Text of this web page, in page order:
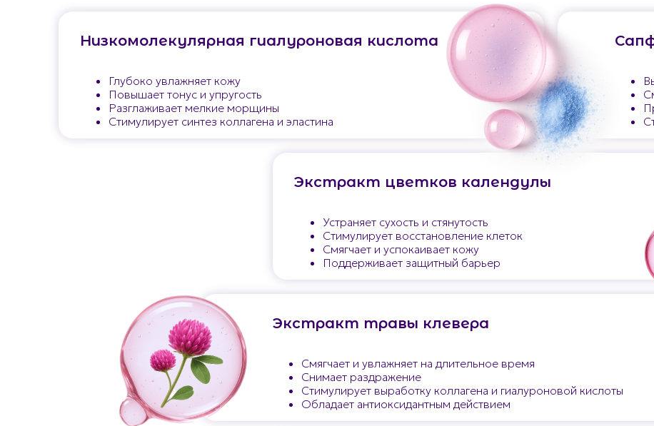
Низкомолекулярная гиалуроновая кислота
Глубоко увлажняет кожу
Повышает тонус и упругость
Разглаживает мелкие морщины
Стимулирует синтез коллагена и эластина
Устраняет сухость и стянутость
Стимулирует восстановление клеток
Смягчает и успокаивает кожу
Поддерживает защитный барьер
Экстракт цветков календулы
Экстракт травы клевера
Смягчает и увлажняет на длительное время
Снимает раздражение
Стимулирует выработку коллагена и гиалуроновой кислоты
Обладает антиоксидантным действием